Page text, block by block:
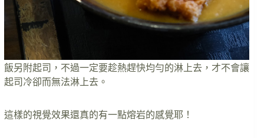
飯另附起司，不過一定要趁熱趕快均勻的淋上去，才不會讓
起司冷卻而無法淋上去。
這樣的視覺效果還真的有一點熔岩的感覺耶！